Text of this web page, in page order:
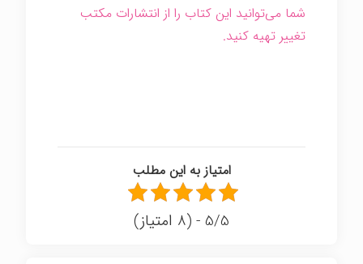
شما می‌توانید این کتاب را از انتشارات مکتب
تغییر تهیه کنید.
امتیاز به این مطلب
5/5 - (8 امتیاز)